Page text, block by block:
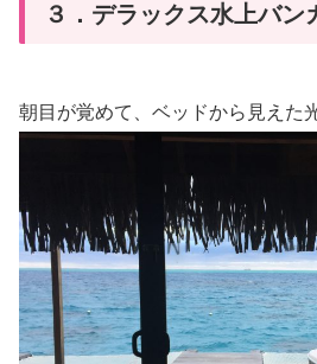
３．デラックス水上バン
朝目が覚めて、ベッドから見えた